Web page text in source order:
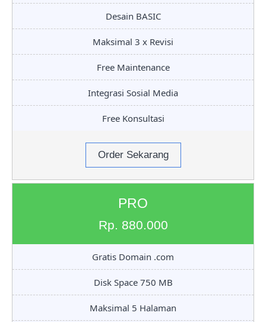
Desain BASIC
Maksimal 3 x Revisi
Free Maintenance
Integrasi Sosial Media
Free Konsultasi
Order Sekarang
PRO
Rp. 880.000
Gratis Domain .com
Disk Space 750 MB
Maksimal 5 Halaman